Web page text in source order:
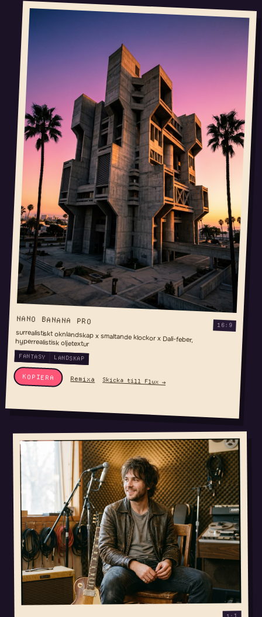
NANO BANANA PRO 16:9
surrealistiskt oknlandskap x smaltande klockor x Dali-feber, hyperrealistisk oljetextur
FANTASY LANDSKAP
KOPIERA Remixa Skicka till Flux →